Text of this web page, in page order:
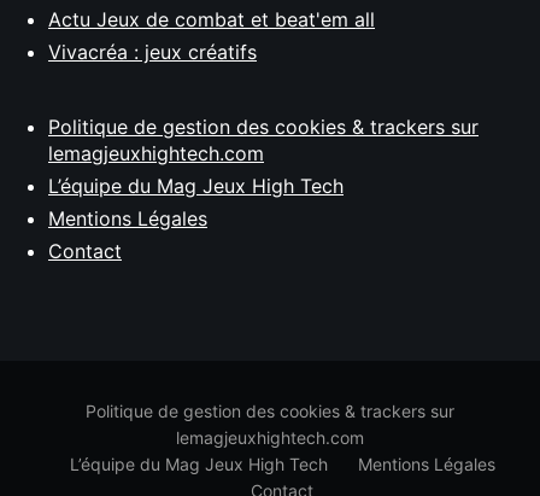
Actu Jeux de combat et beat'em all
Vivacréa : jeux créatifs
Politique de gestion des cookies & trackers sur
lemagjeuxhightech.com
L’équipe du Mag Jeux High Tech
Mentions Légales
Contact
Politique de gestion des cookies & trackers sur
lemagjeuxhightech.com
L’équipe du Mag Jeux High Tech
Mentions Légales
Contact